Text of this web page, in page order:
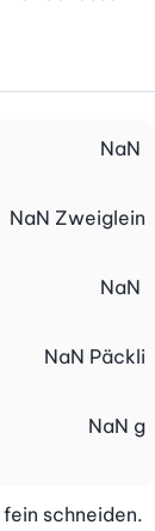
NaN
NaN Zweiglein
NaN
NaN Päckli
NaN g
schneiden.